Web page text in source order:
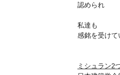
認められ
私達も
感銘を受けて
ミシュラン2